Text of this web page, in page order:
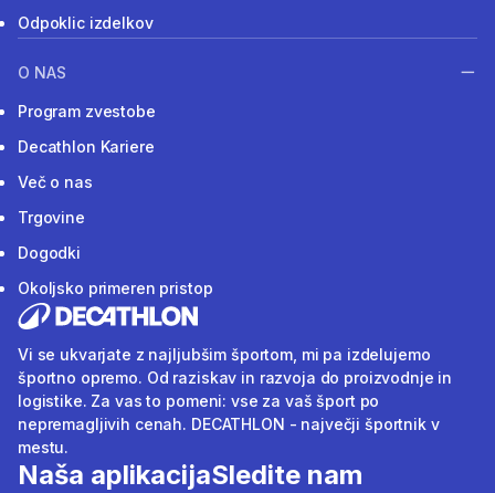
Odpoklic izdelkov
O NAS
Program zvestobe
Decathlon Kariere
Več o nas
Trgovine
Dogodki
Okoljsko primeren pristop
Vi se ukvarjate z najljubšim športom, mi pa izdelujemo
športno opremo. Od raziskav in razvoja do proizvodnje in
logistike. Za vas to pomeni: vse za vaš šport po
nepremagljivih cenah. DECATHLON - največji športnik v
mestu.
Naša aplikacijaSledite nam